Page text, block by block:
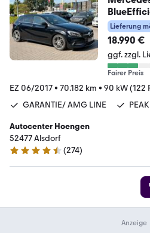
Lieferung
18.990 €
ggf. zzgl.
Fairer Preis
EZ 06/2017• 70.182 km • 90 kW (122
GARANTIE/ AMG LINE
PEAK
Autocenter Hoengen
52477 Alsdorf
4.5 Sterne
(274)